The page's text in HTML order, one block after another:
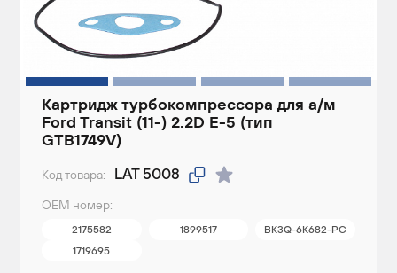
Картридж турбокомпрессора для а/м
Ford Transit (11-) 2.2D Е-5 (тип
GTB1749V)
Код товара: LAT 5008
ОЕМ номер:
2175582 1899517
BK3Q-6K682-PC
1719695